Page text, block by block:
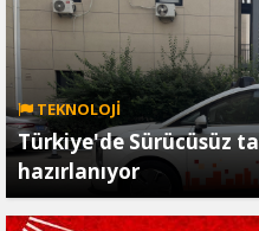
TEKNOLOJİ
Türkiye'de Sürücüsüz
hazırlanıyor